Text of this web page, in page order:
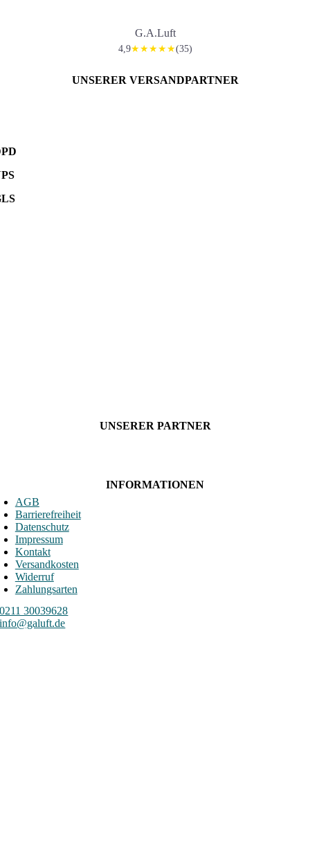
G.A.Luft
4,9★★★★★(35)
UNSERER VERSANDPARTNER
UNSERER PARTNER
INFORMATIONEN
AGB
Barrierefreiheit
Datenschutz
Impressum
Kontakt
Versandkosten
Widerruf
Zahlungsarten
0211 30039628
info@galuft.de